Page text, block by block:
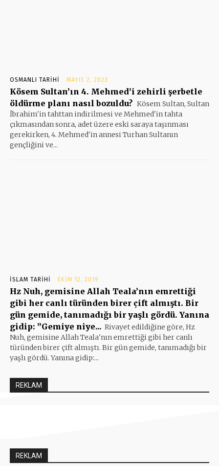
OSMANLI TARIHI MAYIS 2, 2023
Kösem Sultan’ın 4. Mehmed’i zehirli şerbetle
öldürme planı nasıl bozuldu? Kösem Sultan, Sultan
İbrahim'in tahttan indirilmesi ve Mehmed'in tahta
çıkmasından sonra, adet üzere eski saraya taşınması
gerekirken, 4. Mehmed'in annesi Turhan Sultanın
gençliğini ve...
İSLAM TARIHI EKIM 12, 2019
Hz Nuh, gemisine Allah Teala’nın emrettiği
gibi her canlı türünden birer çift almıştı. Bir
gün gemide, tanımadığı bir yaşlı gördü. Yanına
gidip: ”Gemiye niye... Rivayet edildiğine göre, Hz
Nuh, gemisine Allah Teala'nın emrettiği gibi her canlı
türünden birer çift almıştı. Bir gün gemide, tanımadığı bir
yaşlı gördü. Yanına gidip:...
REKLAM
REKLAM